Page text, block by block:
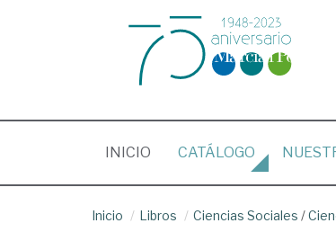
INICIO (CURRENT)
CATÁLOGO
Inicio Libros Ciencias Sociales /